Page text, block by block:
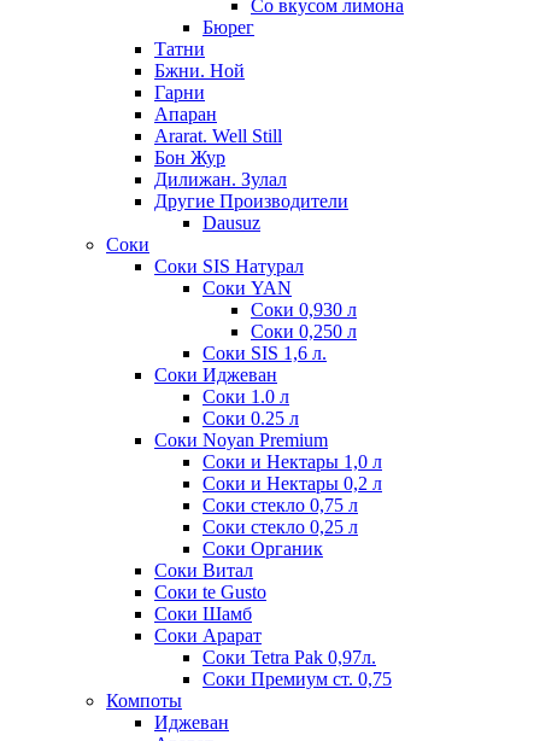
Со вкусом лимона
Бюрег
Татни
Бжни. Ной
Гарни
Апаран
Ararat. Well Still
Бон Жур
Дилижан. Зулал
Другие Производители
Dausuz
Соки
Соки SIS Натурал
Соки YAN
Соки 0,930 л
Соки 0,250 л
Соки SIS 1,6 л.
Соки Иджеван
Соки 1.0 л
Соки 0.25 л
Соки Noyan Premium
Соки и Нектары 1,0 л
Соки и Нектары 0,2 л
Соки стекло 0,75 л
Соки стекло 0,25 л
Соки Органик
Соки Витал
Соки te Gusto
Соки Шамб
Соки Арарат
Соки Tetra Pak 0,97л.
Соки Премиум ст. 0,75
Компоты
Иджеван